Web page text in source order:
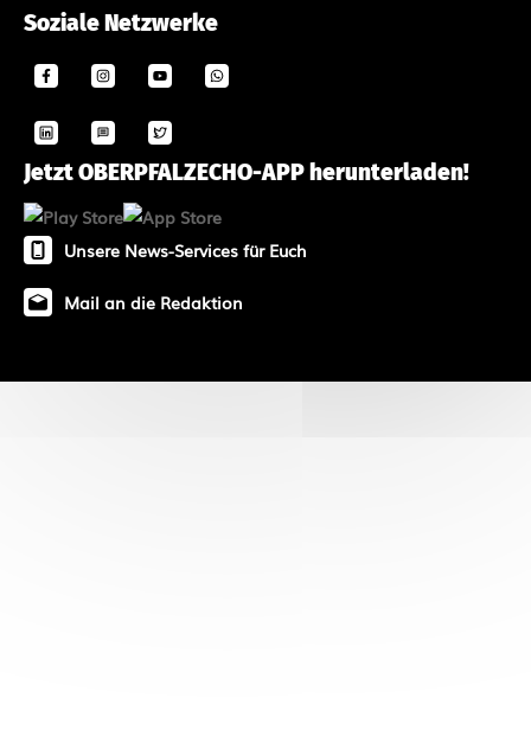
Soziale Netzwerke
Jetzt OBERPFALZECHO-APP herunterladen!
Unsere News-Services für Euch
Mail an die Redaktion